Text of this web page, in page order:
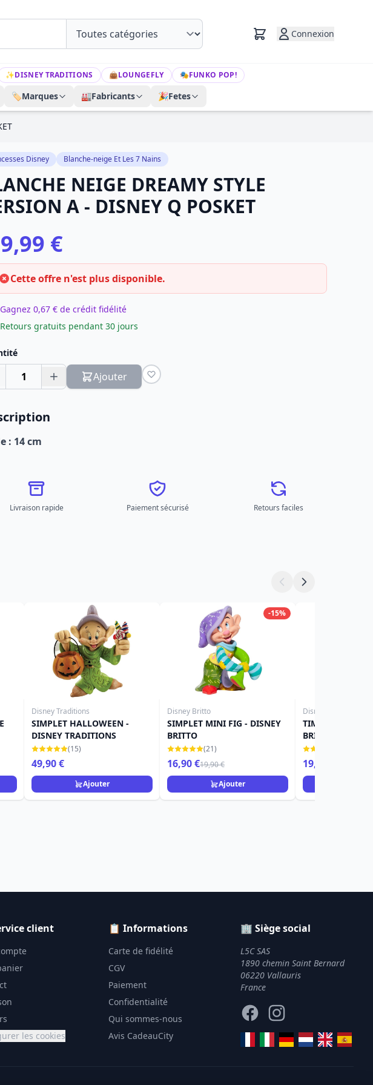
Connexion
✨DISNEY TRADITIONS 👜LOUNGEFLY 🎭FUNKO POP!
🏷️Marques 🏭Fabricants 🎉Fetes
Disney Blanche-neige Et Les 7 Nains
NEIGE DREAMY STYLE
A - DISNEY Q POSKET
€
Cette offre n'est plus disponible.
Gagnez 0,67 € de crédit fidélité
Retours gratuits pendant 30 jours
1 Ajouter
: 14 cm
Livraison rapide Paiement sécurisé Retours faciles
Disney Traditions
SIMPLET HALLOWEEN -
DISNEY TRADITIONS
(15)
49,90 €
Ajouter
-15%
Disney Britto
SIMPLET MINI FIG - DISNEY
BRITTO
(21)
16,90 €19,90 €
Ajouter
Disney Britto
TIMIDE MINI FIG
BRITTO
19,90 €
client
les cookies
📋 Informations
Carte de fidélité
CGV
Paiement
Confidentialité
Qui sommes-nous
Avis CadeauCity
🏢 Siège social
L5C SAS
1890 chemin Saint Bernard
06220 Vallauris
France
FacebookInstagram